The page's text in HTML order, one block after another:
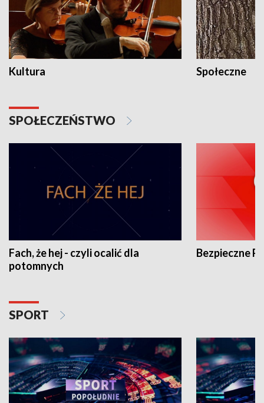
Kultura Społeczne
SPOŁECZEŃSTWO
Fach, że hej - czyli ocalić dla
potomnych
Bezpieczne
SPORT